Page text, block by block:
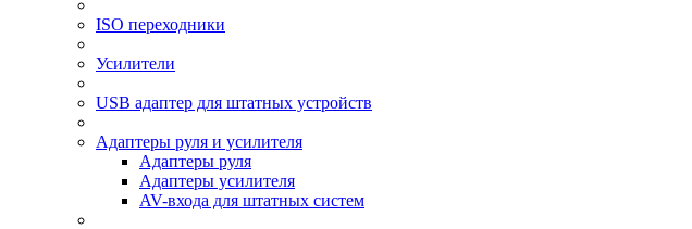
ISO переходники
Усилители
USB адаптер для штатных устройств
Адаптеры руля и усилителя
Адаптеры руля
Адаптеры усилителя
AV-входа для штатных систем